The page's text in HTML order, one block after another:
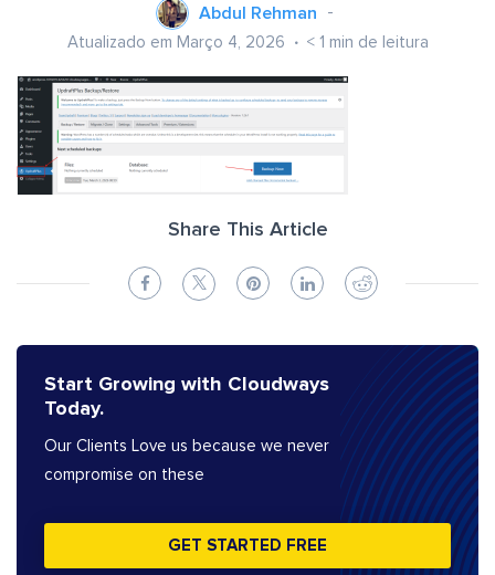
Abdul Rehman
Atualizado em Março 4, 2026 < 1 min de leitura
Share This Article
Start Growing with Cloudways
Today.
Our Clients Love us because we never
compromise on these
GET STARTED FREE